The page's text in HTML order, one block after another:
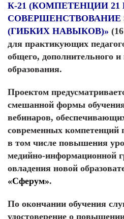
К-21 (КОМПЕТЕНЦИИ 21
СОВЕРШЕНСТВОВАНИЕ
(ГИБКИХ НАВЫКОВ)»
для практикующих
общего, дополнительного и
образования.
Проектом
смешанной формы
вебинаров,
современных компетенций
в том числе повышения
медийно-информационной
овладения новой
«Сферум».
По окончании обучения
удостоверение о